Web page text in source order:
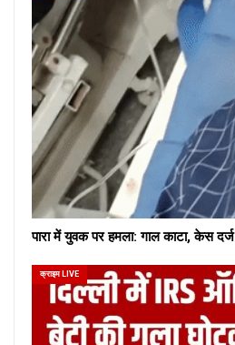
पारा में युवक पर हमला: गाल काटा, केस दर्ज
क्राइम LIVE